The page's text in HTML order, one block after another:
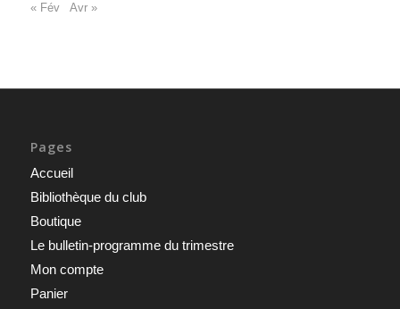
« Fév Avr »
Pages
Accueil
Bibliothèque du club
Boutique
Le bulletin-programme du trimestre
Mon compte
Panier